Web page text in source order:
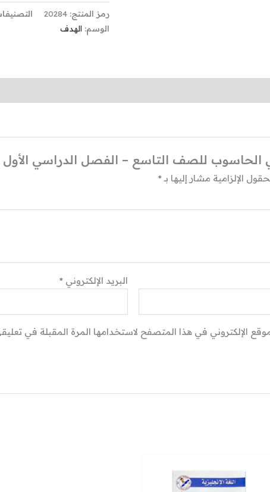
رمز المنتج: 20284
الوسم: الهدف
للصف التاسع – الفصل الدراسي الأول
الإلزامية مشار إليها بـ*
البريد الإلكتروني*
الإلكتروني في هذا المتصفح لاستخدامها المرة المقبلة في